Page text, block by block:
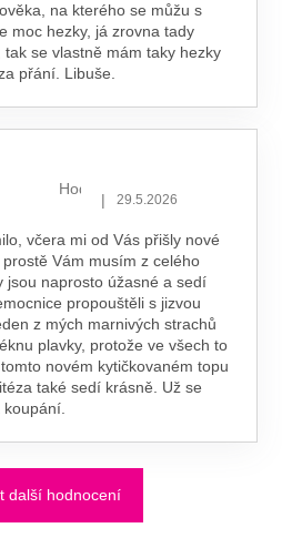
na kterého se můžu s
moc hezky, já zrovna tady
se vlastně mám taky hezky
přání. Libuše.
Hodnocení obchodu je 5 z 5
| 29.5.2026
včera mi od Vás přišly nové
Vám musím z celého
jsou naprosto úžasné a sedí
propouštěli s jizvou
z mých marnivých strachů
plavky, protože ve všech to
novém kytičkovaném topu
také sedí krásně. Už se
koupání.
další hodnocení